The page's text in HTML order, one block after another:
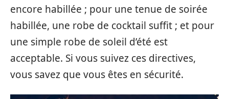
encore habillée ; pour une tenue de soirée
habillée, une robe de cocktail suffit ; et pour
une simple robe de soleil d’été est
acceptable. Si vous suivez ces directives,
vous savez que vous êtes en sécurité.